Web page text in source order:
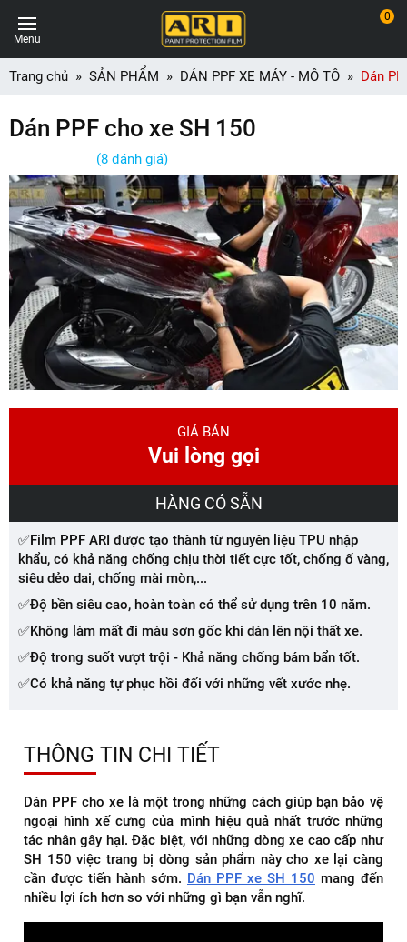
Menu
0
Trang chủ SẢN PHẨM DÁN PPF XE MÁY - MÔ TÔ Dán
Dán PPF cho xe SH 150
(8 đánh giá)
GIÁ BÁN
Vui lòng gọi
HÀNG CÓ SẴN
✅Film PPF ARI được tạo thành từ nguyên liệu TPU nhập
khẩu, có khả năng chống chịu thời tiết cực tốt, chống ố vàng,
siêu dẻo dai, chống mài mòn,...
✅Độ bền siêu cao, hoàn toàn có thể sử dụng trên 10 năm.
✅Không làm mất đi màu sơn gốc khi dán lên nội thất xe.
✅Độ trong suốt vượt trội - Khả năng chống bám bẩn tốt.
✅Có khả năng tự phục hồi đối với những vết xước nhẹ.
THÔNG TIN CHI TIẾT
Dán PPF cho xe là một trong những cách giúp bạn bảo vệ
ngoại hình xế cưng của mình hiệu quả nhất trước những
tác nhân gây hại. Đặc biệt, với những dòng xe cao cấp như
SH 150 việc trang bị dòng sản phẩm này cho xe lại càng
cần được tiến hành sớm. Dán PPF xe SH 150 mang đến
nhiều lợi ích hơn so với những gì bạn vẫn nghĩ.